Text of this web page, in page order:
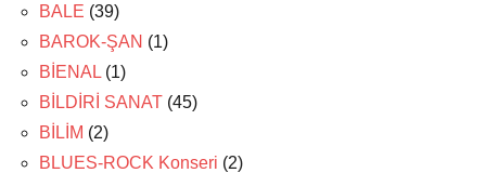
BALE (39)
BAROK-ŞAN (1)
BİENAL (1)
BİLDİRİ SANAT (45)
BİLİM (2)
BLUES-ROCK Konseri (2)